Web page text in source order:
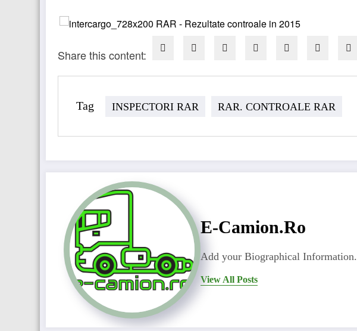
Share this content:
Tag INSPECTORI RAR RAR. CONTROALE RAR
E-Camion.ro
Add your Biographical Information.
View All Posts